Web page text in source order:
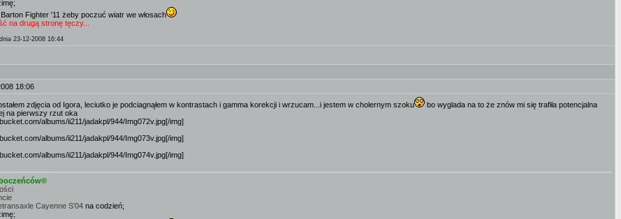
Fighter '11 żeby poczuć wiatr we włosach
na drugą stronę tęczy...
dnia 23-12-2008 16:44
18:06
zdjęcia od Igora, leciutko je podciagnąłem w kontrastach i gamma korekcji i wrzucam...i jestem w cholernym szoku
bo wyglada na to że znów mi się trafiła potencjalna
na pierwszy rzut oka
albums/ii211/jadakpl/944/Img072v.jpg[/img]
albums/ii211/jadakpl/944/Img073v.jpg[/img]
albums/ii211/jadakpl/944/Img074v.jpg[/img]
Cayenne S'04 na codzień;